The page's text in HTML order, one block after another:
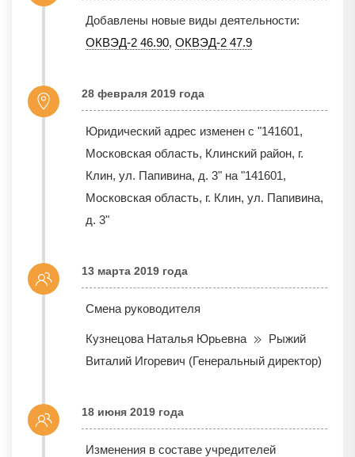
Добавлены новые виды деятельности:
ОКВЭД-2 46.90, ОКВЭД-2 47.9
28 февраля 2019 года
Юридический адрес изменен с "141601,
Московская область, Клинский район, г.
Клин, ул. Папивина, д. 3" на "141601,
Московская область, г. Клин, ул. Папивина,
д. 3"
13 марта 2019 года
Смена руководителя
Кузнецова Наталья Юрьевна
Рыжий
Виталий Игоревич (Генеральный директор)
18 июня 2019 года
Изменения в составе учредителей